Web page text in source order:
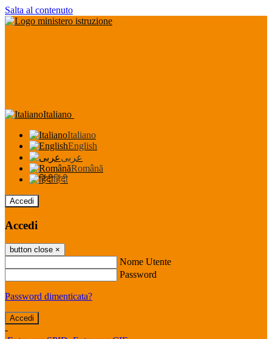
Salta al contenuto
Italiano
Italiano
English
عربى
Română
हिंदी
Accedi
Accedi
button close ×
Nome Utente
Password
Password dimenticata?
-